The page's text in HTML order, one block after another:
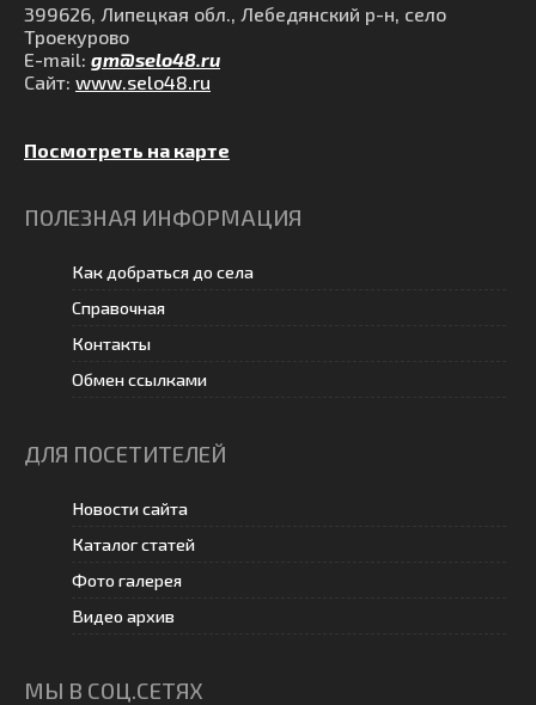
399626, Липецкая обл., Лебедянский р-н, село
Троекурово
E-mail: gm@selo48.ru
Сайт: www.selo48.ru
Посмотреть на карте
ПОЛЕЗНАЯ ИНФОРМАЦИЯ
Как добраться до села
Справочная
Контакты
Обмен ссылками
ДЛЯ ПОСЕТИТЕЛЕЙ
Новости сайта
Каталог статей
Фото галерея
Видео архив
МЫ В СОЦ.СЕТЯХ